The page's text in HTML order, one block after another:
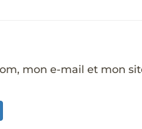
mon e-mail et mon